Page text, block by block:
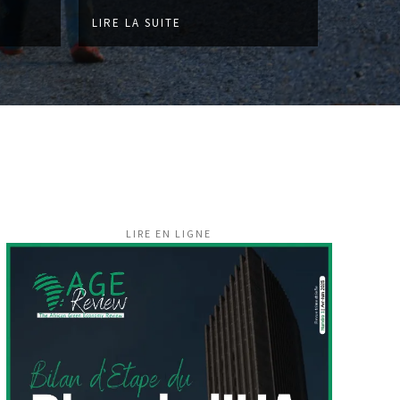
LIRE LA SUITE
LIRE EN LIGNE